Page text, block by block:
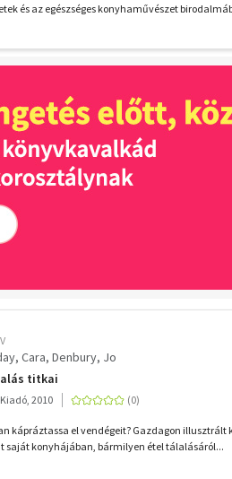
és az egészséges konyhaművészet
Cara Denbury, Jo
titkai
2010
kápráztassa el vendégeit? Gazdagon illusztrált
saját konyhájában, bármilyen étel tálalásáról...